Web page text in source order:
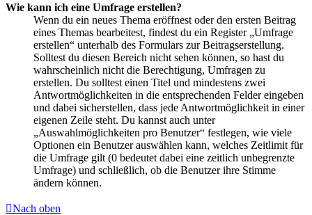
Wie kann ich eine Umfrage erstellen?
Wenn du ein neues Thema eröffnest oder den ersten Beitrag
eines Themas bearbeitest, findest du ein Register „Umfrage
erstellen“ unterhalb des Formulars zur Beitragserstellung.
Solltest du diesen Bereich nicht sehen können, so hast du
wahrscheinlich nicht die Berechtigung, Umfragen zu
erstellen. Du solltest einen Titel und mindestens zwei
Antwortmöglichkeiten in die entsprechenden Felder eingeben
und dabei sicherstellen, dass jede Antwortmöglichkeit in einer
eigenen Zeile steht. Du kannst auch unter
„Auswahlmöglichkeiten pro Benutzer“ festlegen, wie viele
Optionen ein Benutzer auswählen kann, welches Zeitlimit für
die Umfrage gilt (0 bedeutet dabei eine zeitlich unbegrenzte
Umfrage) und schließlich, ob die Benutzer ihre Stimme
ändern können.
Nach oben